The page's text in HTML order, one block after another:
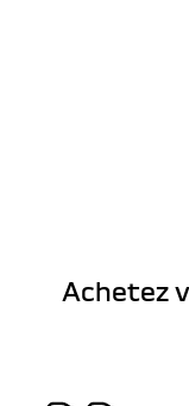
Achetez